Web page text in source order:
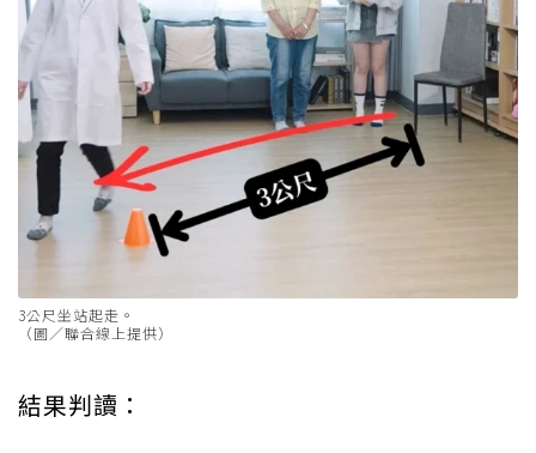
3公尺坐站起走。
（圖／聯合線上提供）
結果判讀：